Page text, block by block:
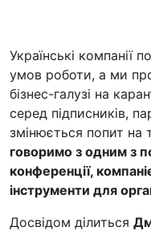
Українські компанії
умов роботи, а ми
бізнес-галузі на
серед підписників,
змінюється попит на
говоримо з одним з
конференції,
інструменти для
Досвідом ділиться